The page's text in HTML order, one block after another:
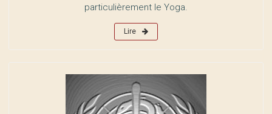
particulièrement le Yoga.
Lire